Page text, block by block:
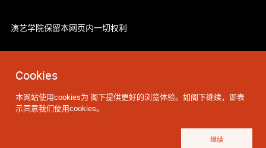
Cookies
本网站使用cookies为 阁下提供更好的浏览体验。如阁下继续，即表
示同意我们使用cookies。
继续
演艺学院保留本网页内一切权利